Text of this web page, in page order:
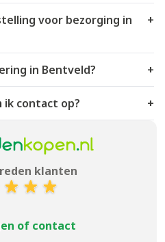
voor bezorging in
+
in Bentveld? +
ik contact op? +
klanten
of contact